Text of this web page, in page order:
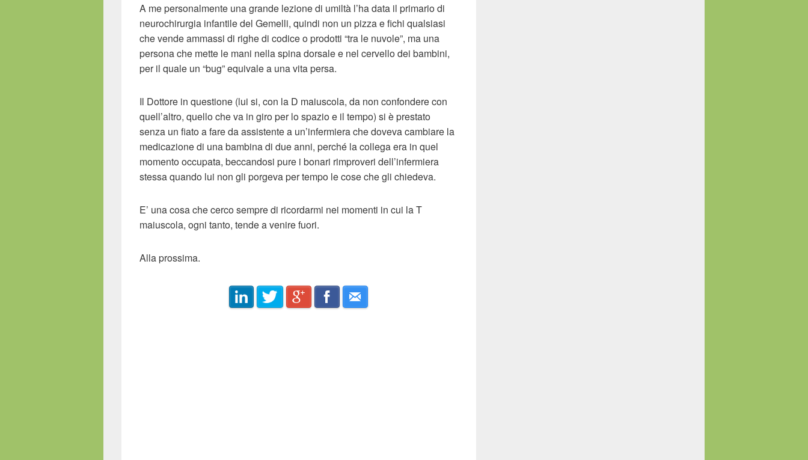
A me personalmente una grande lezione di umiltà l’ha data il primario di
neurochirurgia infantile del Gemelli, quindi non un pizza e fichi qualsiasi
che vende ammassi di righe di codice o prodotti “tra le nuvole”, ma una
persona che mette le mani nella spina dorsale e nel cervello dei bambini,
per il quale un “bug” equivale a una vita persa.
Il Dottore in questione (lui si, con la D maiuscola, da non confondere con
quell’altro, quello che va in giro per lo spazio e il tempo) si è prestato
senza un fiato a fare da assistente a un’infermiera che doveva cambiare la
medicazione di una bambina di due anni, perché la collega era in quel
momento occupata, beccandosi pure i bonari rimproveri dell’infermiera
stessa quando lui non gli porgeva per tempo le cose che gli chiedeva.
E’ una cosa che cerco sempre di ricordarmi nei momenti in cui la T
maiuscola, ogni tanto, tende a venire fuori.
Alla prossima.